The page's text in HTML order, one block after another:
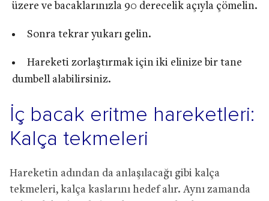
üzere ve bacaklarınızla 90 derecelik açıyla çömelin.
Sonra tekrar yukarı gelin.
Hareketi zorlaştırmak için iki elinize bir tane
dumbell alabilirsiniz.
İç bacak eritme hareketleri:
Kalça tekmeleri
Hareketin adından da anlaşılacağı gibi kalça
tekmeleri, kalça kaslarını hedef alır. Aynı zamanda